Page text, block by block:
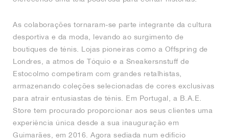
As colaborações tornaram-se parte integrante da cultura
desportiva e da moda, levando ao surgimento de
boutiques de ténis. Lojas pioneiras como a Offspring de
Londres, a atmos de Tóquio e a Sneakersnstuff de
Estocolmo competiram com grandes retalhistas,
armazenando coleções selecionadas de cores exclusivas
para atrair entusiastas de ténis. Em Portugal, a B.A.E.
Store tem procurado proporcionar aos seus clientes uma
experiência única desde a sua inauguração em
Guimarães, em 2016. Agora sediada num edifício